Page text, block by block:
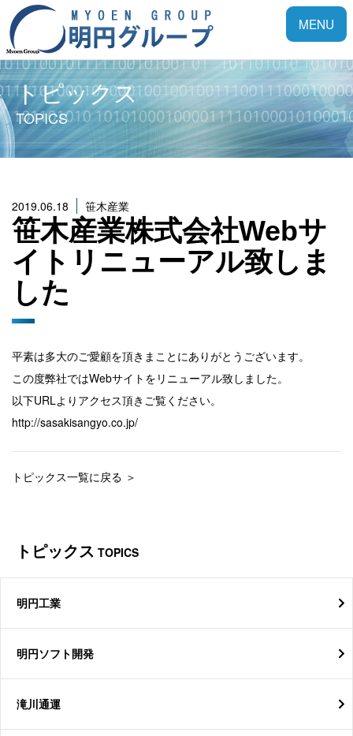
Toggle
MENU
トピックス
TOPICS
2019.06.18 笹木産業
笹木産業株式会社Webサ
イトリニューアル致しま
した
平素は多大のご愛顧を頂きまことにありがとうございます。
この度弊社ではWebサイトをリニューアル致しました。
以下URLよりアクセス頂きご覧ください。
http://sasakisangyo.co.jp/
トピックス一覧に戻る ＞
トピックス TOPICS
明円工業
明円ソフト開発
滝川通運